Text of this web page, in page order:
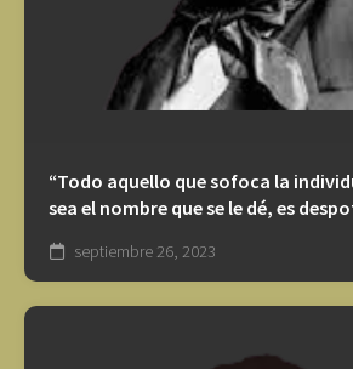
“Todo aquello que sofoca la
sea el nombre que se le dé, es
septiembre 26, 2023